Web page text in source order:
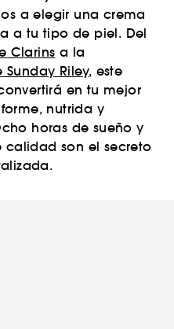
a elegir una crema
a tu tipo de piel. Del
Clarins a la
Riley, este
en tu mejor
nutrida y
horas de sueño y
son el secreto